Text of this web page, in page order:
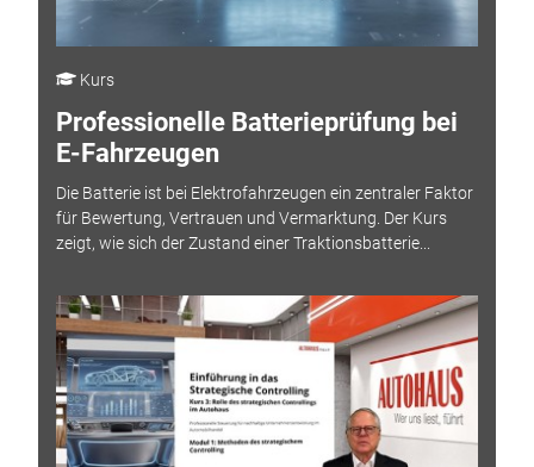
Kurs
Professionelle Batterieprüfung bei
E-Fahrzeugen
Die Batterie ist bei Elektrofahrzeugen ein zentraler Faktor
für Bewertung, Vertrauen und Vermarktung. Der Kurs
zeigt, wie sich der Zustand einer Traktionsbatterie...